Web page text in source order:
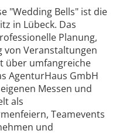
"Wedding Bells" ist die
in Lübeck. Das
Planung,
Veranstaltungen
über umfangreiche
AgenturHaus GmbH
Messen und
als
Teamevents
und